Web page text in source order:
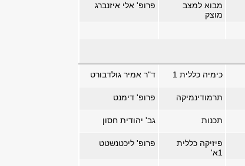
מבוא למצב
מוצק
פרופ' אלי איזנברג
כימיה כללית 1 ד"ר אמיר גולדבורט
תרמודינמיקה פרופ' דימנט
תכנות גב' יהודית חסון
פיזיקה כללית
1א'
פרופ' ליכטנשטט